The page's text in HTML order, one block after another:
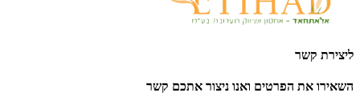
ליצירת קשר
השאירו את הפרטים ואנו ניצור אתכם קשר